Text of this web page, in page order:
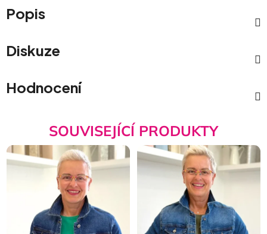
Popis
Diskuze
Hodnocení
SOUVISEJÍCÍ PRODUKTY